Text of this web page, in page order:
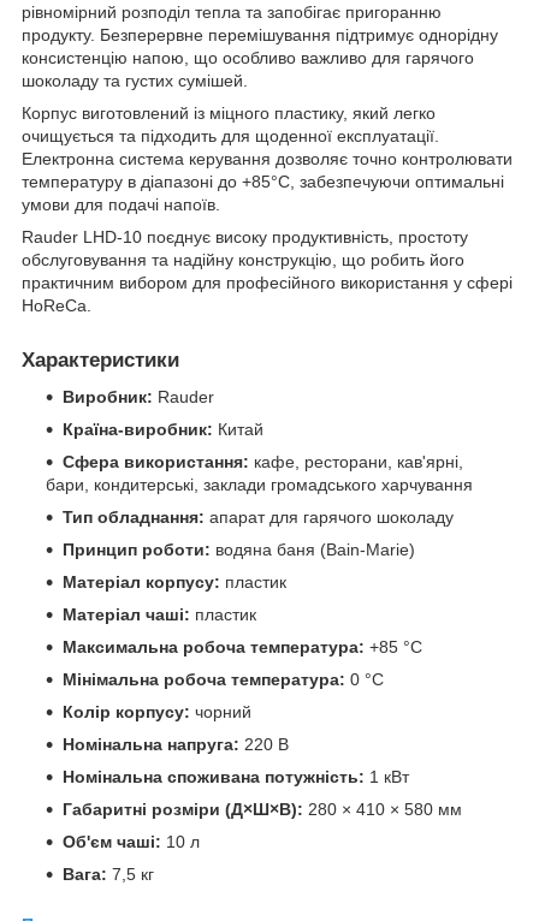
рівномірний розподіл тепла та запобігає пригоранню
продукту. Безперервне перемішування підтримує однорідну
консистенцію напою, що особливо важливо для гарячого
шоколаду та густих сумішей.
Корпус виготовлений із міцного пластику, який легко
очищується та підходить для щоденної експлуатації.
Електронна система керування дозволяє точно контролювати
температуру в діапазоні до +85°C, забезпечуючи оптимальні
умови для подачі напоїв.
Rauder LHD-10 поєднує високу продуктивність, простоту
обслуговування та надійну конструкцію, що робить його
практичним вибором для професійного використання у сфері
HoReCa.
Характеристики
Виробник: Rauder
Країна-виробник: Китай
Сфера використання: кафе, ресторани, кав'ярні,
бари, кондитерські, заклади громадського харчування
Тип обладнання: апарат для гарячого шоколаду
Принцип роботи: водяна баня (Bain-Marie)
Матеріал корпусу: пластик
Матеріал чаші: пластик
Максимальна робоча температура: +85 °C
Мінімальна робоча температура: 0 °C
Колір корпусу: чорний
Номінальна напруга: 220 В
Номінальна споживана потужність: 1 кВт
Габаритні розміри (Д×Ш×В): 280 × 410 × 580 мм
Об'єм чаші: 10 л
Вага: 7,5 кг